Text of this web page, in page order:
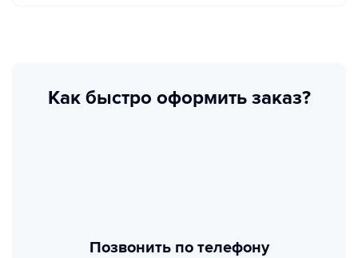
Как быстро оформить заказ?
Позвонить по телефону